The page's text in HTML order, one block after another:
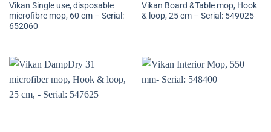
Vikan Single use, disposable
microfibre mop, 60 cm – Serial:
652060
Vikan Board &Table mop, Hook
& loop, 25 cm – Serial: 549025